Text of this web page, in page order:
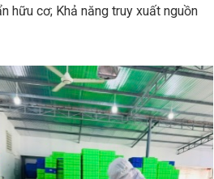
hữu cơ; Khả năng truy xuất nguồn